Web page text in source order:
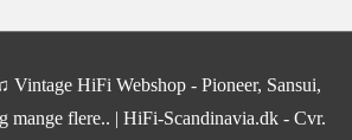
Vintage HiFi Webshop - Pioneer, Sansui,
mange flere.. | HiFi-Scandinavia.dk - Cvr.